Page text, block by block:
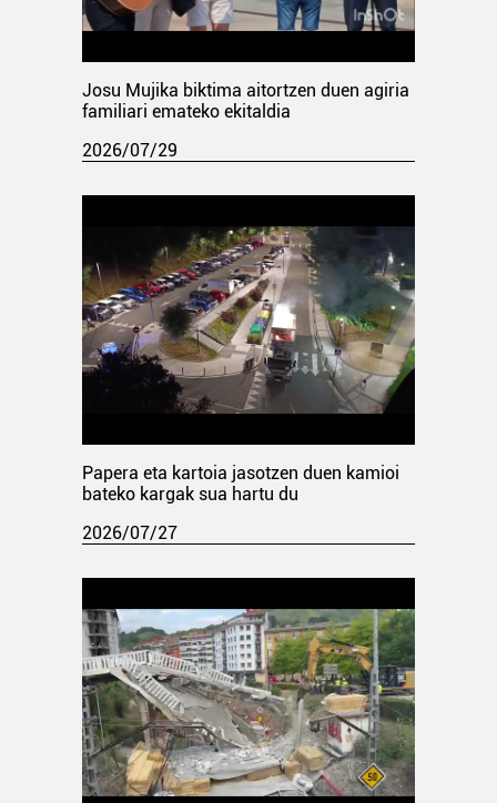
Josu Mujika biktima aitortzen duen agiria
familiari emateko ekitaldia
2026/07/29
Papera eta kartoia jasotzen duen kamioi
bateko kargak sua hartu du
2026/07/27